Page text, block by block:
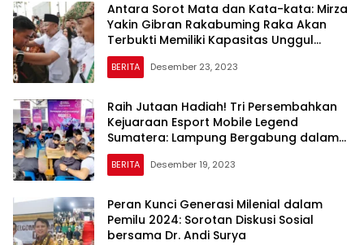
Antara Sorot Mata dan Kata-kata: Mirza
Yakin Gibran Rakabuming Raka Akan
Terbukti Memiliki Kapasitas Unggul
dalam Debat Cawapres Hari Ini
BERITA Desember 23, 2023
Raih Jutaan Hadiah! Tri Persembahkan
Kejuaraan Esport Mobile Legend
Sumatera: Lampung Bergabung dalam
Ajang Seru Ini
BERITA Desember 19, 2023
Peran Kunci Generasi Milenial dalam
Pemilu 2024: Sorotan Diskusi Sosial
bersama Dr. Andi Surya